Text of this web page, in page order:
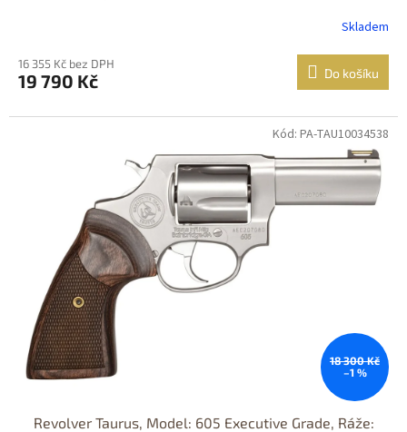
Skladem
16 355 Kč bez DPH
19 790 Kč Do košíku
18 300 Kč
–1 %
Revolver Taurus, Model: 605 Executive Grade, Ráže:
Kód: PA-TAU10034538